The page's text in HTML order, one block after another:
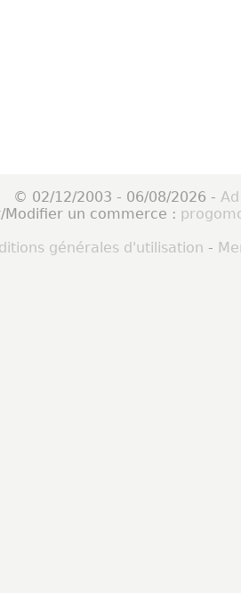
© 02/12/2003 - 06/08/2026 -
Modifier un commerce :
générales d'utilisation -